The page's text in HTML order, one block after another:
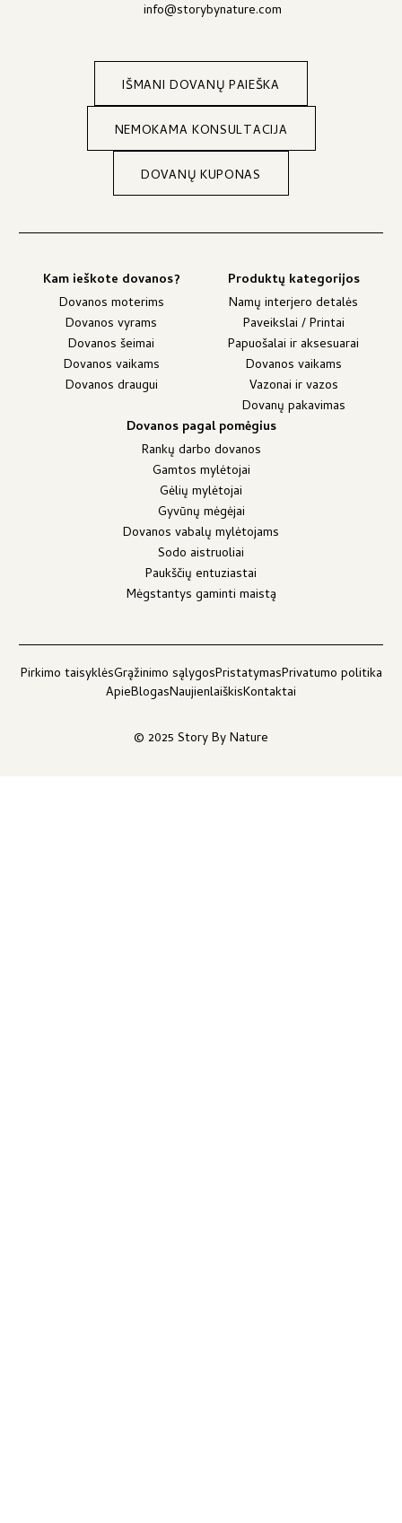
info@storybynature.com
IŠMANI DOVANŲ PAIEŠKA
NEMOKAMA KONSULTACIJA
DOVANŲ KUPONAS
Kam ieškote dovanos?
Dovanos moterims
Dovanos vyrams
Dovanos šeimai
Dovanos vaikams
Dovanos draugui
Produktų kategorijos
Namų interjero detalės
Paveikslai / Printai
Papuošalai ir aksesuarai
Dovanos vaikams
Vazonai ir vazos
Dovanų pakavimas
Dovanos pagal pomėgius
Rankų darbo dovanos
Gamtos mylėtojai
Gėlių mylėtojai
Gyvūnų mėgėjai
Dovanos vabalų mylėtojams
Sodo aistruoliai
Paukščių entuziastai
Mėgstantys gaminti maistą
© 2025 Story By Nature
Pirkimo taisyklėsGrąžinimo sąlygosPristatymasPrivatumo politika
ApieBlogasNaujienlaiškisKontaktai